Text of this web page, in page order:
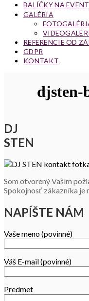
BALÍČKY NA EVENT
GALÉRIA
REFERENCIE OD
GDPR
KONTAKT
djsten-
DJ
STEN
Som otvorený Vaším
Spokojnosť zákazníka je
NAPÍŠTE NÁM
Vaše meno (povinné)
Váš E-mail (povinné)
Predmet